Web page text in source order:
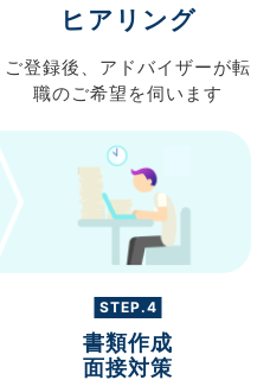
ヒアリング
ご登録後、 アドバイザーが転
職のご希望を伺います
STEP.4
書類作成
面接対策